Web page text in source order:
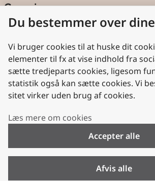
Genveje
Cookies
Aktindsigt
Persondatabeskyttelse
Nyttige links
Plan- og Landdistriktsstyrelsen
Folkekirken.dk
Du bestemmer over
Vi bruger cookies til at huske dit
elementer til fx at vise indhold fra
sætte tredjeparts cookies, ligesom
statistik også kan sætte cookies. Vi
sitet virker uden brug af cookies.
Læs mere om cookies
Accepter alle
Afvis alle